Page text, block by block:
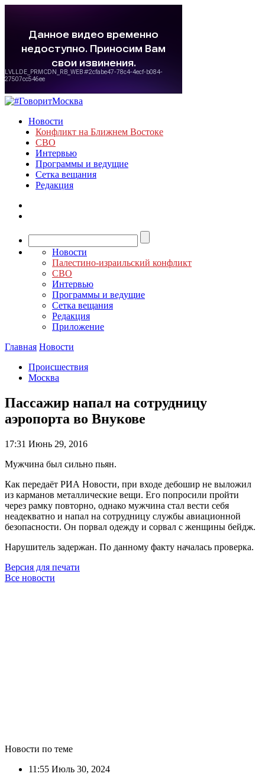
Новости
Конфликт на Ближнем Востоке
СВО
Интервью
Программы и ведущие
Сетка вещания
Редакция
Новости
Палестино-израильский конфликт
СВО
Интервью
Программы и ведущие
Сетка вещания
Редакция
Приложение
Главная Новости
Происшествия
Москва
Пассажир напал на сотрудницу
аэропорта во Внукове
17:31 Июнь 29, 2016
Мужчина был сильно пьян.
Как передаёт РИА Новости, при входе дебошир не выложил
из карманов металлические вещи. Его попросили пройти
через рамку повторно, однако мужчина стал вести себя
неадекватно и напал на сотрудницу службы авиационной
безопасности. Он порвал одежду и сорвал с женщины бейдж.
Нарушитель задержан. По данному факту началась проверка.
Версия для печати
Все новости
Новости по теме
11:55 Июль 30, 2024